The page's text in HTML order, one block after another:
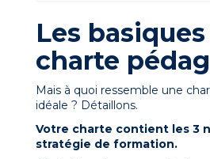
Les
charte
Mais à quoi ressemble une
idéale ? Détaillons.
Votre charte contient les 3
stratégie de formation.